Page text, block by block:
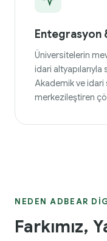
Entegrasyon
Üniversitelerin
idari
Akademik ve idari
merkezileştiren
NEDEN ADBEAR
Farkımız,